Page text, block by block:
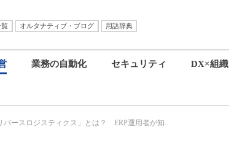
オルタナティブ・ブログ
用語辞典
業務の自動化 セキュリティ DX×組織
バースロジスティクス」とは？ ERP運用者が知...